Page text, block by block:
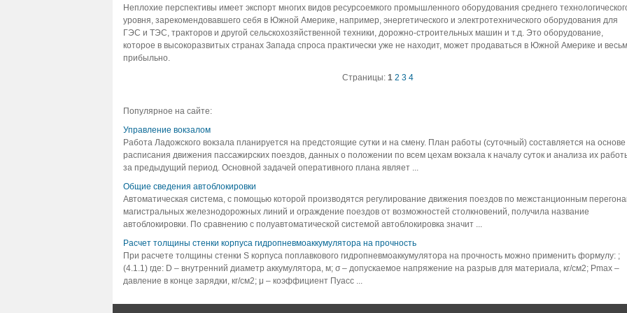
Неплохие перспективы имеет экспорт многих видов ресурсоемкого промышленного оборудования среднего
уровня, зарекомендовавшего себя в Южной Америке, например, энергетического и электротехнического оборудования для
ГЭС и ТЭС, тракторов и другой сельскохозяйственной техники, дорожно-строительных машин и т.д. Это оборудование,
которое в высокоразвитых странах Запада спроса практически уже не находит, может продаваться в Южной Америке и
прибыльно.
Страницы: 1 2 3 4
Популярное на сайте:
Управление вокзалом
Работа Ладожского вокзала планируется на предстоящие сутки и на смену. План работы (суточный) составляется на основе
расписания движения пассажирских поездов, данных о положении по всем цехам вокзала к началу суток и анализа их
за предыдущий период. Основной задачей оперативного плана являет ...
Общие сведения автоблокировки
Автоматическая система, с помощью которой производятся регулирование движения поездов по межстанционным
магистральных железнодорожных линий и ограждение поездов от возможностей столкновений, получила название
автоблокировки. По сравнению с полуавтоматической системой автоблокировка значит ...
Расчет толщины стенки корпуса гидропневмоаккумулятора на прочность
При расчете толщины стенки S корпуса поплавкового гидропневмоаккумулятора на прочность можно применить формулу: ;
(4.1.1) где: D – внутренний диаметр аккумулятора, м; σ – допускаемое напряжение на разрыв для материала, кг/см2; Рmax –
давление в конце зарядки, кг/см2; μ – коэффициент Пуасс ...